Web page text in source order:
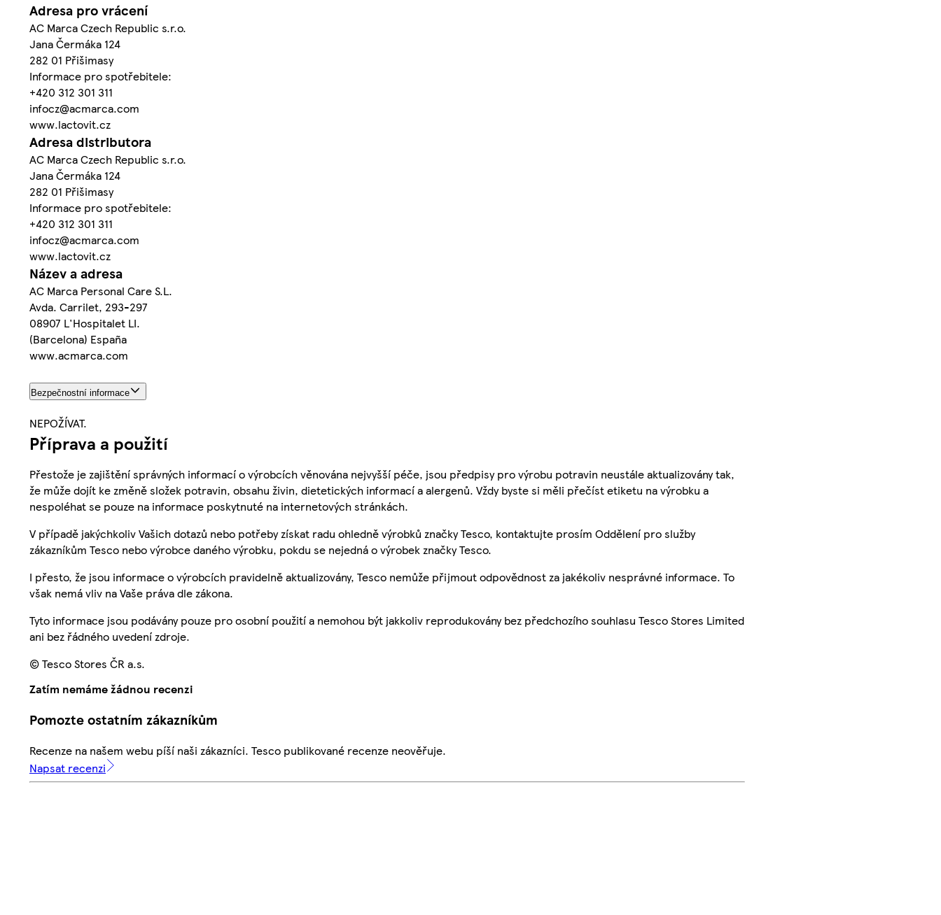
Adresa pro vrácení
AC Marca Czech Republic s.r.o.
Jana Čermáka 124
282 01 Přišimasy
Informace pro spotřebitele:
+420 312 301 311
infocz@acmarca.com
www.lactovit.cz
Adresa distributora
AC Marca Czech Republic s.r.o.
Jana Čermáka 124
282 01 Přišimasy
Informace pro spotřebitele:
+420 312 301 311
infocz@acmarca.com
www.lactovit.cz
Název a adresa
AC Marca Personal Care S.L.
Avda. Carrilet, 293-297
08907 L'Hospitalet LI.
(Barcelona) España
www.acmarca.com
Bezpečnostní informace
NEPOŽÍVAT.
Příprava a použití
Přestože je zajištění správných informací o výrobcích věnována nejvyšší péče, jsou předpisy pro výrobu potravin neustále aktualizovány tak,
že může dojít ke změně složek potravin, obsahu živin, dietetických informací a alergenů. Vždy byste si měli přečíst etiketu na výrobku a
nespoléhat se pouze na informace poskytnuté na internetových stránkách.
V případě jakýchkoliv Vašich dotazů nebo potřeby získat radu ohledně výrobků značky Tesco, kontaktujte prosím Oddělení pro služby
zákazníkům Tesco nebo výrobce daného výrobku, pokdu se nejedná o výrobek značky Tesco.
I přesto, že jsou informace o výrobcích pravidelně aktualizovány, Tesco nemůže přijmout odpovědnost za jakékoliv nesprávné informace. To
však nemá vliv na Vaše práva dle zákona.
Tyto informace jsou podávány pouze pro osobní použití a nemohou být jakkoliv reprodukovány bez předchozího souhlasu Tesco Stores Limited
ani bez řádného uvedení zdroje.
© Tesco Stores ČR a.s.
Zatím nemáme žádnou recenzi
Pomozte ostatním zákazníkům
Recenze na našem webu píší naši zákazníci. Tesco publikované recenze neověřuje.
Napsat recenzi